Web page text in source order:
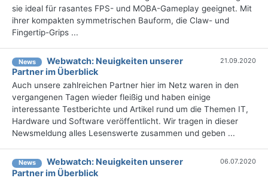
sie ideal für rasantes FPS- und MOBA-Gameplay geeignet. Mit
ihrer kompakten symmetrischen Bauform, die Claw- und
Fingertip-Grips ...
News
Webwatch: Neuigkeiten unserer
Partner im Überblick
21.09.2020
Auch unsere zahlreichen Partner hier im Netz waren in den
vergangenen Tagen wieder fleißig und haben einige
interessante Testberichte und Artikel rund um die Themen IT,
Hardware und Software veröffentlicht. Wir tragen in dieser
Newsmeldung alles Lesenswerte zusammen und geben ...
News
Webwatch: Neuigkeiten unserer
Partner im Überblick
06.07.2020